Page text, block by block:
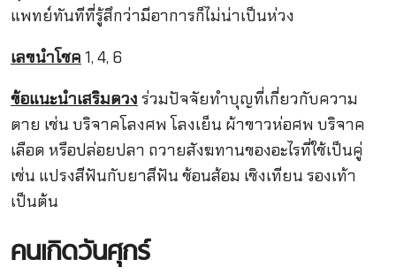
แพทย์ทันทีที่รู้สึกว่ามีอาการก็ไม่น่าเป็นห่วง
เลขนำโชค 1, 4, 6
ข้อแนะนำเสริมดวง ร่วมปัจจัยทำบุญที่เกี่ยวกับความ
ตาย เช่น บริจาคโลงศพ โลงเย็น ผ้าขาวห่อศพ บริจาค
เลือด หรือปล่อยปลา ถวายสังฆทานของอะไรที่ใช้เป็นคู่
เช่น แปรงสีฟันกับยาสีฟัน ช้อนส้อม เชิงเทียน รองเท้า
เป็นต้น
คนเกิดวันศุกร์